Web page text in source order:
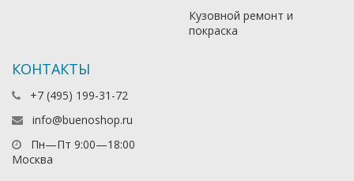
Кузовной ремонт и
покраска
КОНТАКТЫ
+7 (495) 199-31-72
info@buenoshop.ru
Пн—Пт 9:00—18:00
Москва